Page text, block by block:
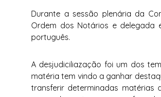
Durante a sessão plenária da
Ordem dos Notários e delegada
português.
A desjudiciliazação foi um dos
matéria tem vindo a ganhar
transferir determinadas matérias